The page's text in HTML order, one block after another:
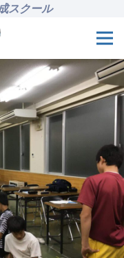
スクール